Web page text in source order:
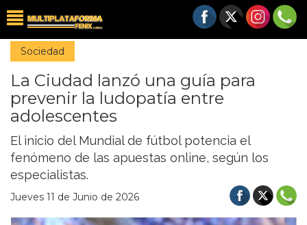
Sociedad
La Ciudad lanzó una guía para
prevenir la ludopatía entre
adolescentes
El inicio del Mundial de fútbol potencia el
fenómeno de las apuestas online, según los
especialistas.
Jueves 11 de Junio de 2026